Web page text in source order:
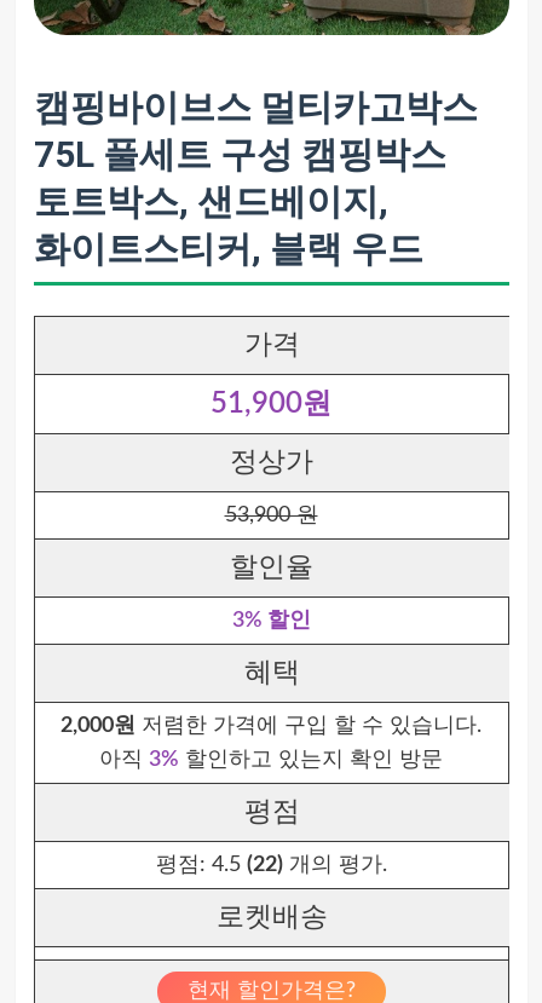
캠핑바이브스 멀티카고박스
75L 풀세트 구성 캠핑박스
토트박스, 샌드베이지,
화이트스티커, 블랙 우드
가격
51,900원
정상가
53,900 원
할인율
3% 할인
혜택
2,000원 저렴한 가격에 구입 할 수 있습니다.
아직 3% 할인하고 있는지 확인 방문
평점
평점: 4.5 (22)개의 평가.
로켓배송
현재 할인가격은?